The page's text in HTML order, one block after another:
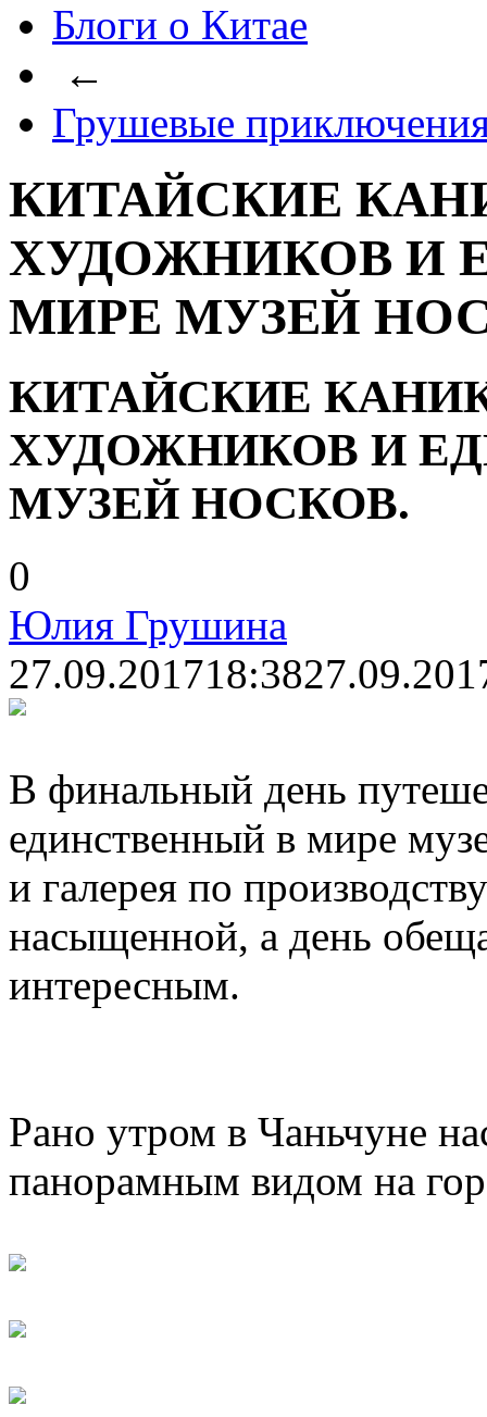
Блоги о Китае
←
Грушевые
КИТАЙСКИЕ
ХУДОЖНИКОВ И
МИРЕ МУЗЕЙ
КИТАЙСКИЕ
ХУДОЖНИКОВ И
МУЗЕЙ НОСКОВ.
0
Юлия Грушина
27.09.201718:38
В финальный день
единственный в мире
и галерея по
насыщенной, а день
интересным.
Рано утром в Чаньчуне
панорамным видом на